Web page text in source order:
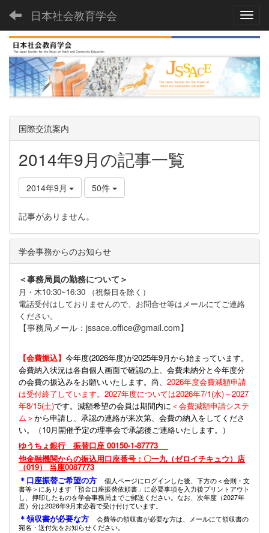
日本社会教育学会
国際交流案内
2014年9月の記事一覧
2014年9月 50件
記事がありません。
学会事務からのお知らせ
＜事務局員の勤務について＞
月・木10:30~16:30 （祝祭日を除く）
電話受付はしておりませんので、お問合せ等はメールにてご連絡
ください。
【事務局メール：jssace.office@gmail.com】
【会費振込】 今年度(2026年度)が2025年9月から始まっています。
会費納入状況は各自個人画面で確認の上、会費未納分と今年度分
の会費の振込みをお願いいたします。尚、 2026年度会費減額申請
は受付終了しています。2027年度については2026年7/1(水)～2027
年8/15(土)です。減額希望の会員は期間内に ＜会費減額申請システ
ム＞から申請し、承認の連絡が来次第、会費の納入をしてくださ
い。（10月開催予定の理事会で承認後ご連絡いたします。）
ゆうちょ銀行 振替口座 00150-1-87773
他金融機関からの振込用口座番号：〇一九（ゼロイチキュウ）店
（019） 当座0087773
＊口座振替ご希望の方
個人ページにログインした後、下方の＜会則・文
書等＞にあります「預金口座振替依頼書」に必要事項を入力後プリントアウト
し、押印したものを学会事務局までご郵送ください。なお、次年度（2027年
度）分は2026年9月末必着で受け付けています。
＊領収書が必要な方
会費等の領収書が必要な方は、メールにて領収書の
宛名・送付先をお知らせください。